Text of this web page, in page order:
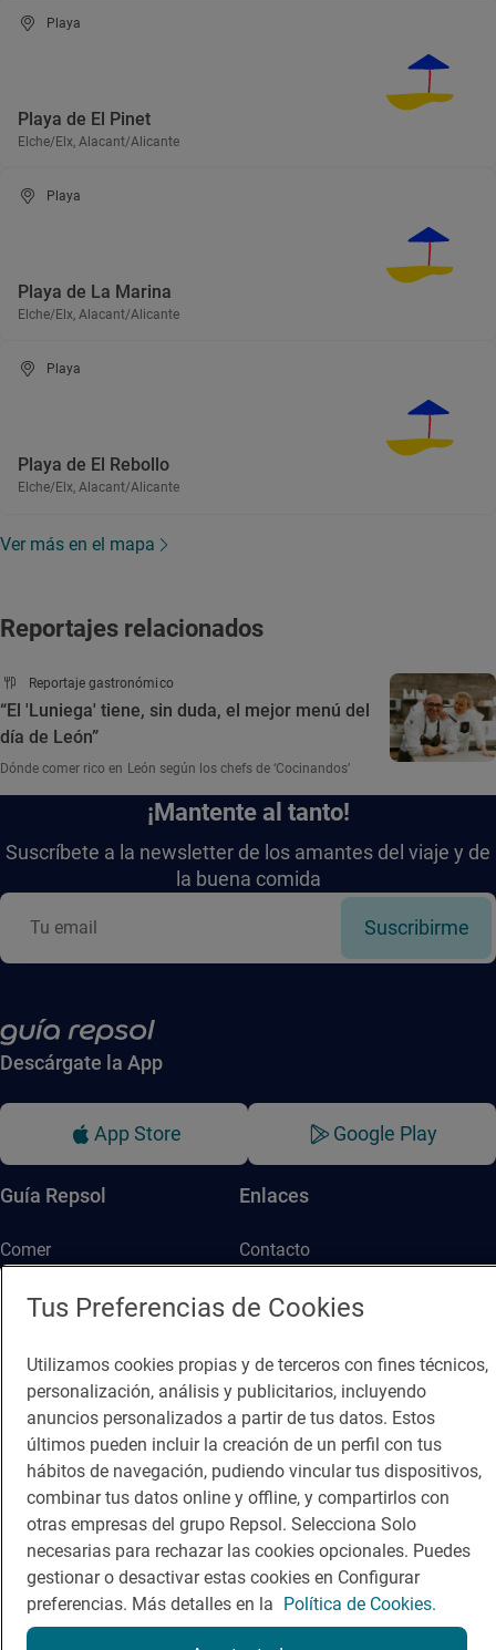
Playa
Playa de El Pinet
Elche/Elx, Alacant/Alicante
Playa
Playa de La Marina
Elche/Elx, Alacant/Alicante
Playa
Playa de El Rebollo
Elche/Elx, Alacant/Alicante
Ver más en el mapa
Reportajes relacionados
Reportaje gastronómico
“El 'Luniega' tiene, sin duda, el mejor menú del
día de León”
Dónde comer rico en León según los chefs de ‘Cocinandos’
¡Mantente al tanto!
Suscríbete a la newsletter de los amantes del viaje y de
la buena comida
Suscribirme
Descárgate la App
App Store Google Play
Guía Repsol
Comer
Enlaces
Contacto
Política de privacidad Política de cookies
Nota legal
Condiciones del servicio
© Repsol S.A. 2000- 2026
Tus Preferencias de Cookies
Utilizamos cookies propias y de terceros con fines técnicos,
personalización, análisis y publicitarios, incluyendo
anuncios personalizados a partir de tus datos. Estos
últimos pueden incluir la creación de un perfil con tus
hábitos de navegación, pudiendo vincular tus dispositivos,
combinar tus datos online y offline, y compartirlos con
otras empresas del grupo Repsol. Selecciona Solo
necesarias para rechazar las cookies opcionales. Puedes
gestionar o desactivar estas cookies en Configurar
preferencias. Más detalles en la Política de Cookies.